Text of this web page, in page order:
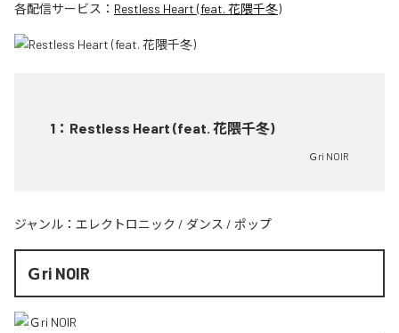
各配信サービス： Restless Heart (feat. 花隈千冬)
1 ： Restless Heart (feat. 花隈千冬)
Ｇri NOIR
ジャンル： エレクトロニック / ダンス / ポップ
Ｇri NOIR